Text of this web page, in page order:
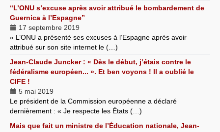
“L’ONU s’excuse après avoir attribué le bombardement de
Guernica à l’Espagne”
17 septembre 2019
« L’ONU a présenté ses excuses à l’Espagne après avoir
attribué sur son site internet le (…)
Jean-Claude Juncker : « Dès le début, j’étais contre le
fédéralisme européen... ». Et ben voyons ! Il a oublié le
CIFE !
5 mai 2019
Le président de la Commission européenne a déclaré
dernièrement : « Je respecte les États (…)
Mais que fait un ministre de l’Éducation nationale, Jean-